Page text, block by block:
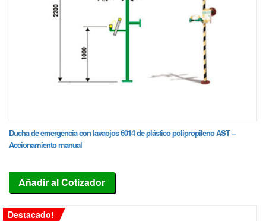
Ducha de emergencia con lavaojos 6014 de plástico polipropileno AST –
Accionamiento manual
Añadir al Cotizador
Destacado!